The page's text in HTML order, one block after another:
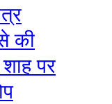
की
पर